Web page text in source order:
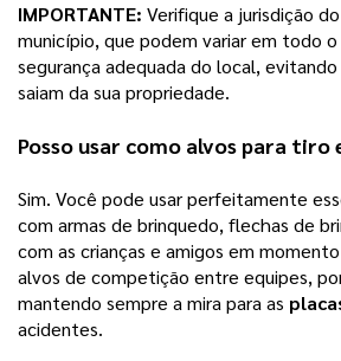
IMPORTANTE: Verifique a jurisdição
município, que podem variar em todo
segurança adequada do local,
saiam da sua propriedade.
Posso usar como alvos para tiro
Sim. Você pode usar perfeitamente
com armas de brinquedo, flechas de
com as crianças e amigos em
alvos de competição entre equipes,
mantendo sempre a mira para as
acidentes.